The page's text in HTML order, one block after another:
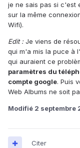
je ne sais pas si c'est
sur la même
Wifi).
Edit : Je viens de
qui m'a mis la puce à
qui auraient ce
paramètres du
compte google. Puis
Web Albums ne soit
Modifié 2 septembre
Citer